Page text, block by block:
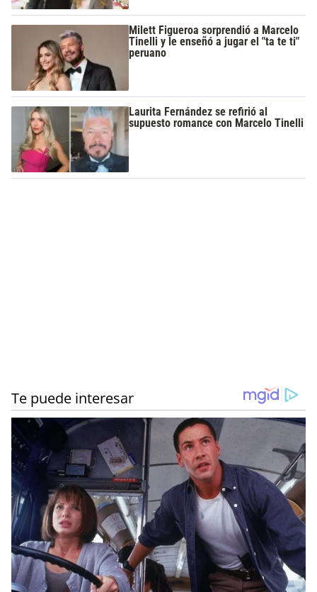
Milett Figueroa sorprendió a Marcelo
Tinelli y le enseñó a jugar el "ta te ti"
peruano
Laurita Fernández se refirió al
supuesto romance con Marcelo Tinelli